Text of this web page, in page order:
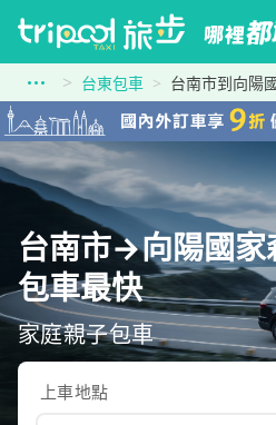
台東包車 台南市到向陽
台南市→向陽國家
包車最快
家庭親子包車
上車地點